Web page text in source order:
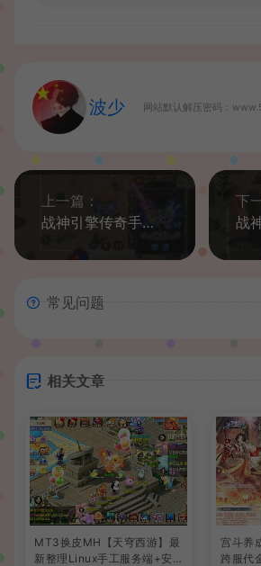
波少 网站默认解压密码：
上一篇：
战神引擎传奇手游【江山帝王单职业】最新整理WIN系特色服务端+安卓苹果双端+GM后台+详细搭建教程
下
常见问题
相关文章
MT3换皮MH【天穹西游】最
新整理Linux手工服务端+安
宫斗养
跨服代